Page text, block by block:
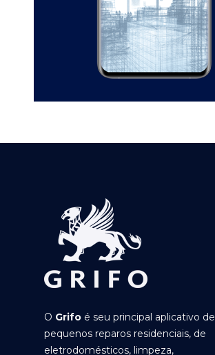
O Grifo é seu principal aplicativo de
pequenos reparos residenciais, de
eletrodomésticos, limpeza,